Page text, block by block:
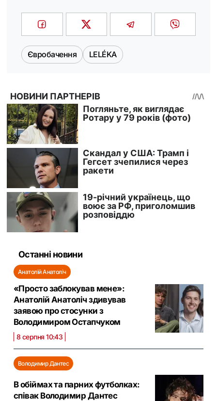
Євробачення LELÉKA
Останні новини
Анатолій Анатоліч
«Просто заблокував мене»:
Анатолій Анатоліч здивував
заявою про стосунки з
Володимиром Остапчуком
8 серпня 10:43
Володимир Дантес
В обіймах та парних футболках:
співак Володимир Дантес